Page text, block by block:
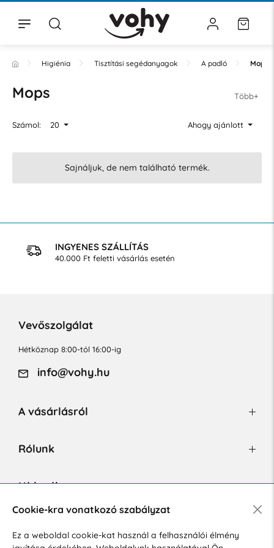
Higiénia Tisztítási segédanyagok A padló Mops
Mops Több+
Számol: 20 Ahogy ajánlott
Sajnáljuk, de nem található termék.
INGYENES SZÁLLÍTÁS
40.000 Ft feletti vásárlás esetén
Vevőszolgálat
Hétköznap 8:00-tól 16:00-ig
info@vohy.hu
A vásárlásról
Rólunk
Hírlevél
Hozzájárulok a személyes adatok marketing célú kezeléséhez.
Cookie-kra vonatkozó szabályzat
Ez a weboldal cookie-kat használ a felhasználói élmény